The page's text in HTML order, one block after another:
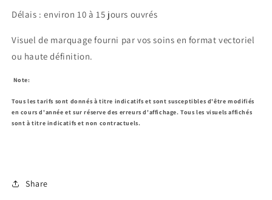
Délais : environ 10 à 15 jours ouvrés
Visuel de marquage fourni par vos soins en format vectoriel
ou haute définition.
Note:
Tous les tarifs sont donnés à titre indicatifs et sont susceptibles d'être modifiés
en cours d'année et sur réserve des erreurs d'affichage.Tous les visuels affichés
sont à titre indicatifs et non contractuels.
Share